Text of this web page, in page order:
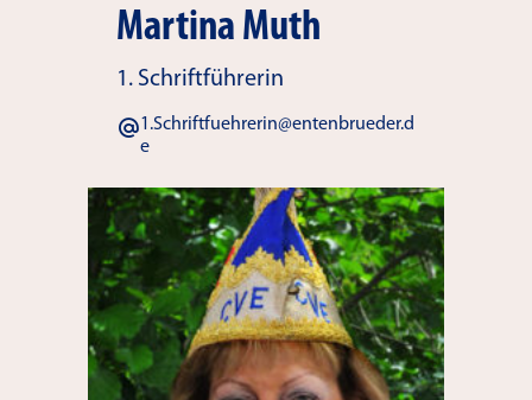
Martina Muth
1. Schriftführerin
1.Schriftfuehrerin@entenbrueder.d
e